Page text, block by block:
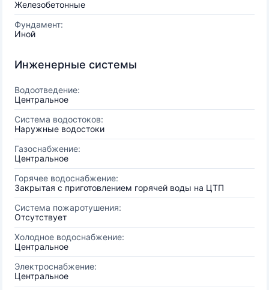
Железобетонные
Фундамент:
Иной
Инженерные системы
Водоотведение:
Центральное
Система водостоков:
Наружные водостоки
Газоснабжение:
Центральное
Горячее водоснабжение:
Закрытая с приготовлением горячей воды на ЦТП
Система пожаротушения:
Отсутствует
Холодное водоснабжение:
Центральное
Электроснабжение:
Центральное